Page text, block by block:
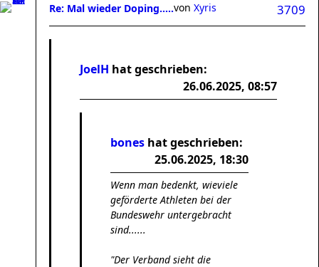
Re: Mal wieder Doping..... 3709
von Xyris
JoelH hat geschrieben:
26.06.2025, 08:57
bones hat geschrieben:
25.06.2025, 18:30
Wenn man bedenkt, wieviele
geförderte Athleten bei der
Bundeswehr untergebracht
sind......
"Der Verband sieht die